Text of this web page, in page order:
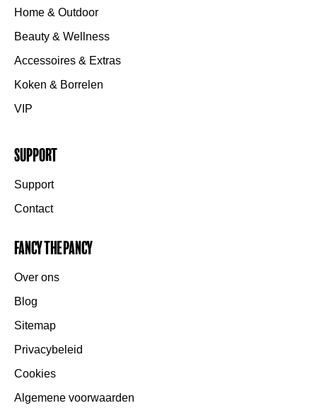
Home & Outdoor
Beauty & Wellness
Accessoires & Extras
Koken & Borrelen
VIP
Support
Support
Contact
Fancy the Pancy
Over ons
Blog
Sitemap
Privacybeleid
Cookies
Algemene voorwaarden